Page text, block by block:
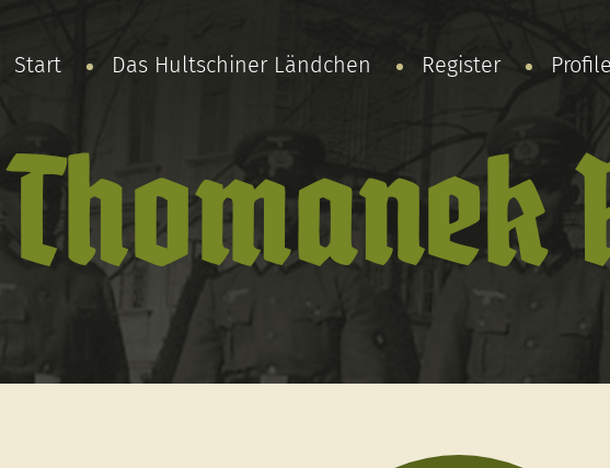
Start Das Hultschiner Ländchen Register
Thomanek